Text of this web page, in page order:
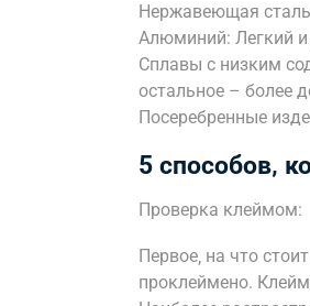
Нержавеющая
Алюминий: Легкий и
Сплавы с низким
остальное – более
Посеребренные
5 способов‚
Проверка клеймом:
Первое‚ на что
проклеймено.